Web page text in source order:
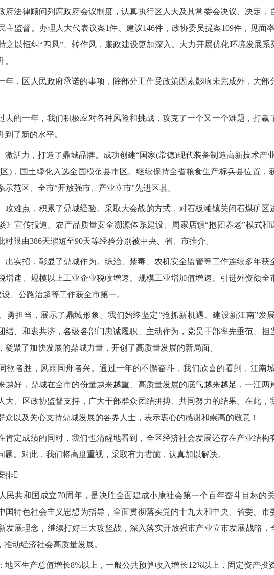
府法律顾问列席政府会议制度，认真执行区人大及其常委会决议、决定，
主监督。办理人大代表议案1件、建议146件，政协委员提案109件，见面
之以恒纠“四风”、转作风，廉政建设更加深入。大力开展优化环境发展系
年，区人民政府承诺的事项，除部分工作受政策因素影响未完成外，大
去的一年，我们积极应对各种风险和挑战，攻克了一个又一个难题，打
了新的水平。
激活力，打造了鼎城品牌。成功创建“国家(常德)现代装备制造高新技术产
)，国土绿化入选全国模范县市区。继续保持全省粮食生产标兵县位置，
范区、全市“开放强市、产业立市”先进区县。
攻难点，积累了鼎城经验。采取大会战的方式，对石板滩镇关闭石煤矿区
》宣传报道。农产品质量安全溯源体系建设、周家店镇“抱团养老”模式和
时限由386天缩短至90天等经验分别被中央、省、市推介。
出实招，彰显了鼎城作为。综治、禁毒、农机安全监管等工作连续多年
增速、规模以上工业企业税收增速、规模工业增加值增速、引进外资额
、公路治超等工作获全市第一。
勇担当，展示了鼎城形象。我们始终坚定“抢抓新机遇、建设新江南”发
结、和衷共济，各级各部门忠诚履职、主动作为，党员干部率先垂范、
凝聚了加快发展的鼎城力量，开创了高质量发展的新局面。
欲者胜，风雨同舟者兴。通过一年的不懈奋斗，我们欣喜的看到，江南
越好，鼎城在全市的份量越来越重、高质量发展的底气越来越足，一江
大、区政协监督支持，广大干部群众团结拼搏、共同努力的结果。在此
众以及关心支持鼎城发展的各界人士，表示衷心的感谢和崇高的敬意！
肯定成绩的同时，我们也清醒地看到，全区经济社会发展还存在产业结
题。对此，我们将高度重视，采取有力措施，认真加以解决。
排
民共和国成立70周年，是决胜全面建成小康社会第一个百年奋斗目标的
国特色社会主义思想为指导，全面贯彻落实党的十九大和中央、省委、
发展理念，继续打好三大攻坚战，深入落实开放强市产业立市发展战略，
动经济社会高质量发展。
地区生产总值增长8%以上，一般公共预算收入增长12%以上，固定资产投